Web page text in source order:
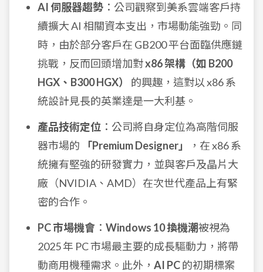
AI 伺服器趨勢 ：公司觀察到美系雲端客戶持
續擴大 AI 相關資本支出，市場動能強勁。同
時，由於部分客戶在 GB200 平台面臨供應鏈
挑戰，反而回頭增加對x86 架構（如 B200
HGX、B300 HGX）
的興趣，這對以 x86 系
統設計見長的英業達是一大利基。
產品技術定位 ：公司將自身定位為高階伺服
器市場的
「Premium Designer」
，在 x86 系
統擁有堅強的研發實力，並與客戶及晶片大
廠（NVIDIA、AMD）在次世代產品上有緊
密的合作。
PC 市場機會 ： Windows 10 換機潮被視為
2025 年 PC 市場最主要的成長驅動力，將帶
動商用機種需求。此外， AI PC的初期標案